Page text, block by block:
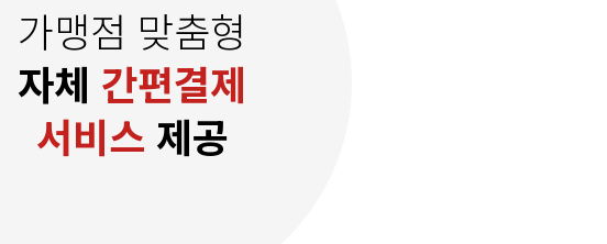
가맹점 맞춤형
자체 간편결제
서비스 제공